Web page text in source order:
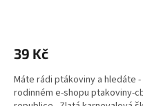
39 Kč
Máte rádi ptákoviny a hledáte
rodinném e-shopu ptakoviny-